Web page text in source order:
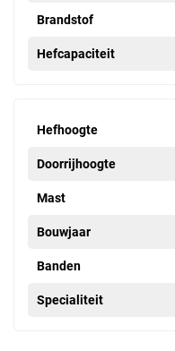
Brandstof
Hefcapaciteit
Hefhoogte
Doorrijhoogte
Mast
Bouwjaar
Banden
Specialiteit